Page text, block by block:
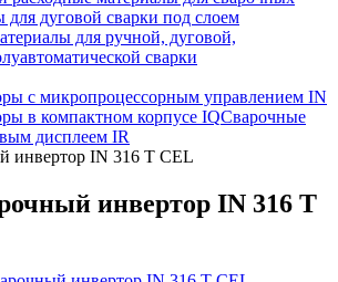
для дуговой сварки под слоем
для ручной, дуговой,
сварки
с микропроцессорным управлением IN
в компактном корпусе IQСварочные
дисплеем IR
инвертор IN 316 T CEL
инвертор IN 316 T